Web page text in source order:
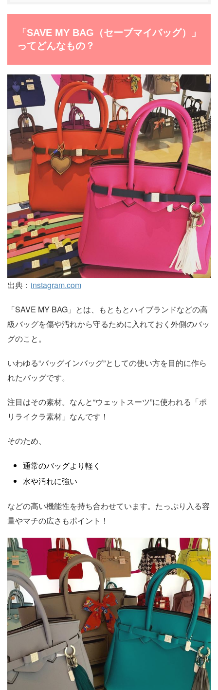
「SAVE MY BAG（セーブマイバッグ）」
ってどんなもの？
出典： instagram.com
「SAVE MY BAG」とは、もともとハイブランドなどの高
級バッグを傷や汚れから守るために入れておく外側のバッ
グのこと。
いわゆる“バッグインバッグ”としての使い方を目的に作ら
れたバッグです。
注目はその素材。なんと“ウェットスーツ”に使われる「ポ
リライクラ素材」なんです！
そのため、
通常のバッグより軽く
水や汚れに強い
などの高い機能性を持ち合わせています。たっぷり入る容
量やマチの広さもポイント！